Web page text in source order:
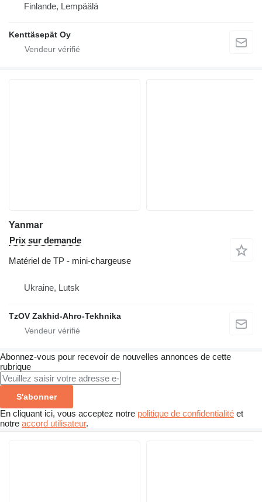
Finlande, Lempäälä
Kenttäsepät Oy
Yanmar
Prix sur demande
Matériel de TP - mini-chargeuse
Ukraine, Lutsk
TzOV Zakhid-Ahro-Tekhnika
Abonnez-vous pour recevoir de nouvelles annonces de cette
rubrique
S'abonner
En cliquant ici, vous acceptez notre politique de confidentialité et
notre accord utilisateur.